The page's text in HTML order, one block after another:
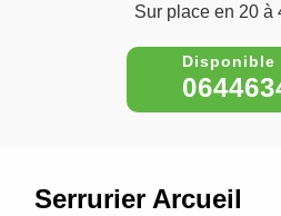
Sur place en 20 à
Serrurier Arcueil